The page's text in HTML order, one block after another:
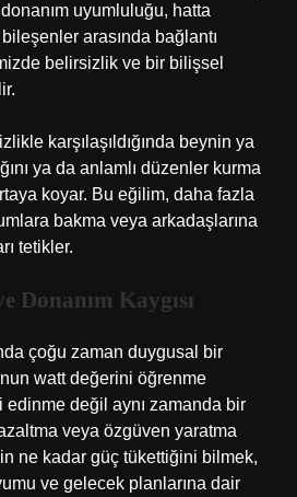
uyumluluğu, hatta
arasında bağlantı
belirsizlik ve bir bilişsel
karşılaşıldığında beynin ya
ya da anlamlı düzenler kurma
koyar. Bu eğilim, daha fazla
bakma veya arkadaşlarına
tetikler.
Donanım Kaygısı
çoğu zaman duygusal bir
watt değerini öğrenme
edinme değil aynı zamanda bir
veya özgüven yaratma
ne kadar güç tükettiğini bilmek,
ve gelecek planlarına dair